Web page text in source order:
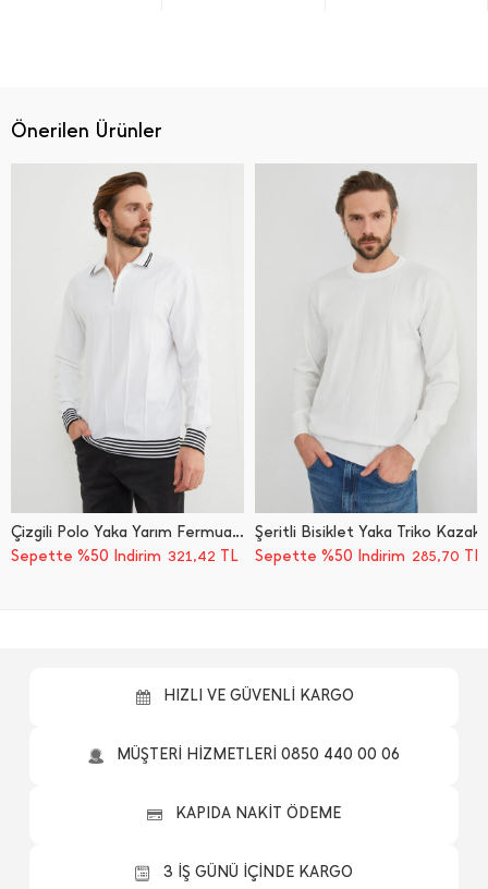
Önerilen Ürünler
Çizgili Polo Yaka Yarım Fermuarlı Triko Kazak
Sepette %50 İndirim 321,42 TL
Şeritli Bisiklet Yaka Triko Kazak
Sepette %50 İndirim 285,70 TL
HIZLI VE GÜVENLİ KARGO
MÜŞTERİ HİZMETLERİ 0850 440 00 06
KAPIDA NAKİT ÖDEME
3 İŞ GÜNÜ İÇİNDE KARGO